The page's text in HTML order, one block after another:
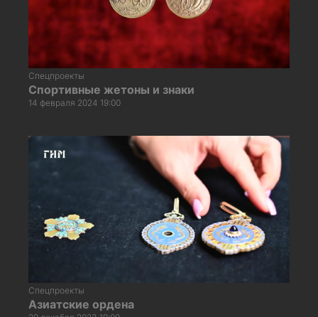
Спецпроекты
Спортивные жетоны и знаки
14 февраля 2024 19:00
Спецпроекты
Азиатские ордена